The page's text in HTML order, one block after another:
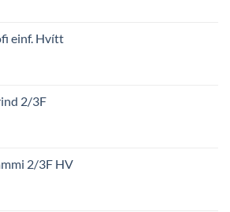
einf. Hvítt
2/3F
2/3F HV